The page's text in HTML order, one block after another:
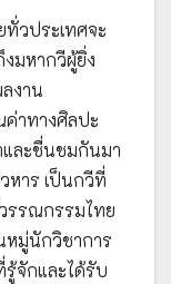
วประเทศจะ
มหากวีผู้ยิ่ง
งาน
าทางศิลปะ
และชื่นชมกันมา
าร เป็นกวีที่
รรณกรรมไทย
หมู่นักวิชาการ
จักและได้รับ